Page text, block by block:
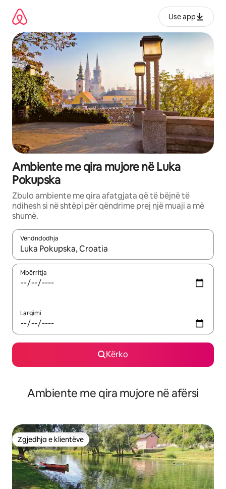
përmbajtja
Use app
Ambiente me qira mujore në Luka
Pokupska
Zbulo ambiente me qira afatgjata që të bëjnë të
ndihesh si në shtëpi për qëndrime prej një muaji a më
shumë.
Vendndodhja
Kur rezultatet të jenë të disponueshme, lëviz me butonat e
Mbërritja
Largimi
Kërko
Ambiente me qira mujore në afërsi
Zgjedhja e klientëve
Zgjedhja e klientëve